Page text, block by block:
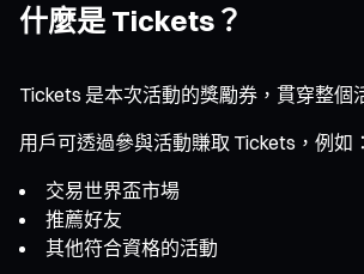
什麼是 Tickets？
Tickets 是本次活動的獎勵券，貫穿整個
用戶可透過參與活動賺取 Tickets，例如：
交易世界盃市場
推薦好友
其他符合資格的活動